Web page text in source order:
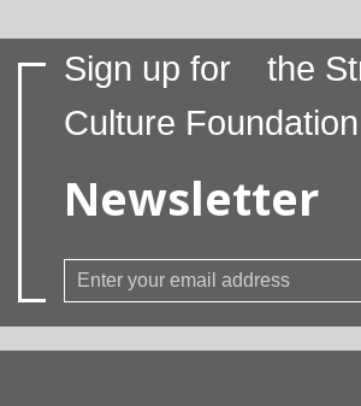
Sign up for
the
Culture Foundation
Newsletter